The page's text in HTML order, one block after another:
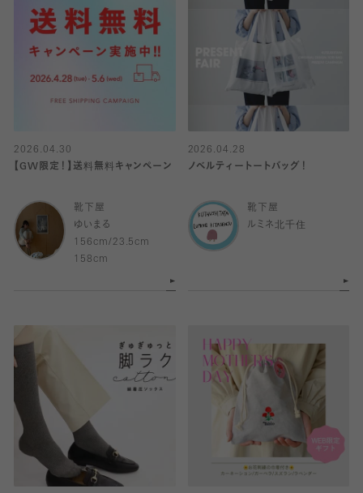
2026.04.30
【GW限定！】送料無料キャンペーン
靴下屋
ゆいまる
156cm/23.5cm
158cm
2026.04.28
ノベルティートートバッグ！
靴下屋
ルミネ北千住